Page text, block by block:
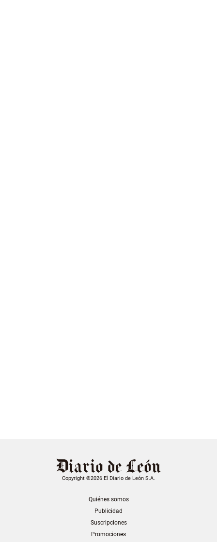
Copyright ©2026 El Diario de León S.A.
Quiénes somos
Publicidad
Suscripciones
Promociones